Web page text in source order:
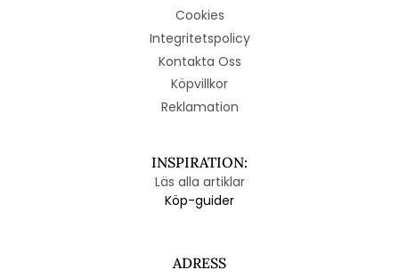
Cookies
Integritetspolicy
Kontakta Oss
Köpvillkor
Reklamation
INSPIRATION:
Läs alla artiklar
Köp-guider
ADRESS